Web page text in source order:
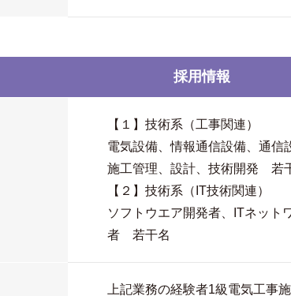
採用情報
【１】技術系（工事関連）
電気設備、情報通信設備、通信
施工管理、設計、技術開発 若
【２】技術系（IT技術関連）
ソフトウエア開発者、ITネット
者 若干名
上記業務の経験者1級電気工事